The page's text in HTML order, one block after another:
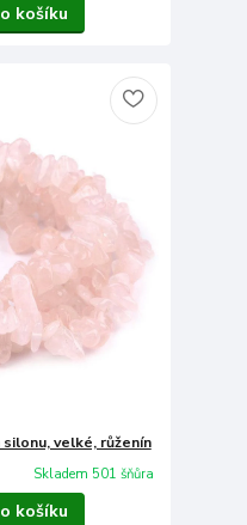
košíku
velké, růženín
Skladem 501 šňůra
košíku